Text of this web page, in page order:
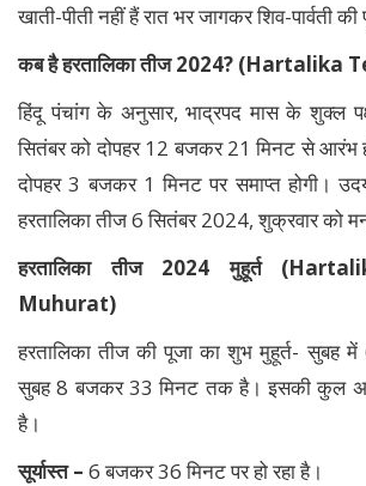
खाती-पीती नहीं हैं रात भर जागकर शिव-पार्वती
कब है हरतालिका तीज 2024? (Hartalika
हिंदू पंचांग के अनुसार, भाद्रपद मास के शुक्ल
सितंबर को दोपहर 12 बजकर 21 मिनट से आरंभ
दोपहर 3 बजकर 1 मिनट पर समाप्त होगी।
हरतालिका तीज 6 सितंबर 2024, शुक्रवार को
हरतालिका तीज 2024 मुहूर्त
Muhurat)
हरतालिका तीज की पूजा का शुभ मुहूर्त- सुबह
सुबह 8 बजकर 33 मिनट तक है। इसकी कुल
है।
सूर्यास्त – 6 बजकर 36 मिनट पर हो रहा है।